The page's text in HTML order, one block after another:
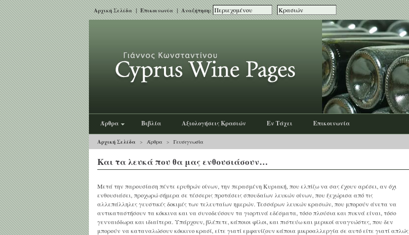
Αρχική Σελίδα|Επικοινωνία| Αναζήτηση:
Άρθρα Βιβλία Αξιολογήσεις Κρασιών Εν Τάχει Επικοινωνία
Αρχική Σελίδα > Άρθρα > Γευσιγνωσία
Και τα λευκά που θα μας ενθουσιάσουν…
Μετά την παρουσίαση πέντε ερυθρών οίνων, την περασμένη Κυριακή, που ελπίζω να σας έχουν αρέσει, αν όχι
ενθουσιάσει, προχωρώ σήμερα σε τέσσερις προτάσεις σπουδαίων λευκών οίνων, που ξεχώρισα από τις
αλλεπάλληλες γευστικές δοκιμές των τελευταίων ημερών. Τεσσάρων λευκών κρασιών, που μπορούν άνετα να
αντικαταστήσουν τα κόκκινα και να συνοδεύσουν τα γιορτινά εδέσματα, τόσο πλούσια και πυκνά είναι, τόσο
γενναιόδωρα και ιδιαίτερα. Υπάρχουν, βλέπετε, κάποιοι φίλοι, και πιστεύω και μερικοί αναγνώστες, που δεν
μπορούν να καταναλώσουν κόκκινο κρασί, είτε γιατί εμφανίζουν κάποια μικροαλλεργία σε αυτό είτε γιατί απλώς